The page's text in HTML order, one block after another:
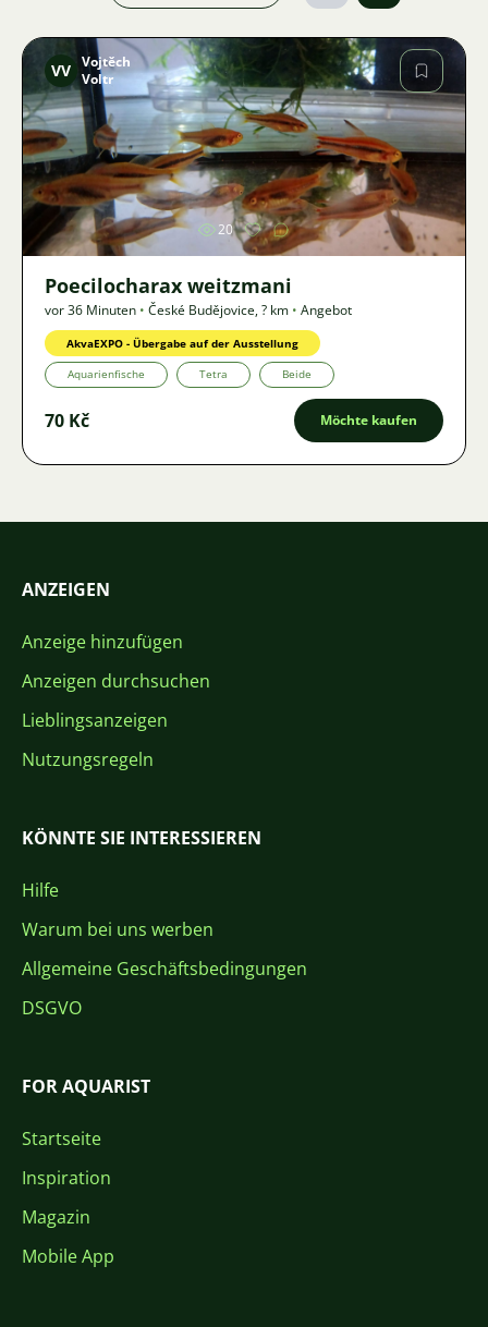
Bild
VV Vojtěch
Voltr
20
Poecilocharax weitzmani
vor 36 Minuten • České Budějovice,? km • Angebot
AkvaEXPO - Übergabe auf der Ausstellung
Aquarienfische Tetra Beide
70 Kč Möchte kaufen
ANZEIGEN
Anzeige hinzufügen
Anzeigen durchsuchen
Lieblingsanzeigen
Nutzungsregeln
KÖNNTE SIE INTERESSIEREN
Hilfe
Warum bei uns werben
Allgemeine Geschäftsbedingungen
DSGVO
FOR AQUARIST
Startseite
Inspiration
Magazin
Mobile App